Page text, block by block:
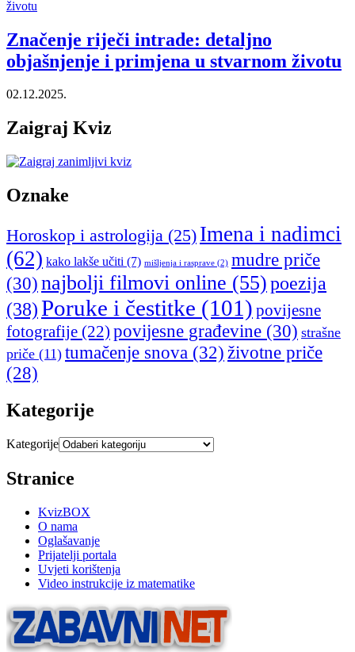
Značenje riječi intrade: detaljno
objašnjenje i primjena u stvarnom životu
02.12.2025.
Zaigraj Kviz
Oznake
Horoskop i astrologija (25) Imena i nadimci
(62) kako lakše učiti (7) mišljenja i rasprave (2) mudre priče
(30) najbolji filmovi online (55)poezija
(38)Poruke i čestitke (101) povijesne
fotografije (22) povijesne građevine (30) strašne
priče (11) tumačenje snova (32) životne priče
(28)
Kategorije
Kategorije
Stranice
KvizBOX
O nama
Oglašavanje
Prijatelji portala
Uvjeti korištenja
Video instrukcije iz matematike